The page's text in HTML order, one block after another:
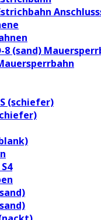
8 (sand)
(schiefer)